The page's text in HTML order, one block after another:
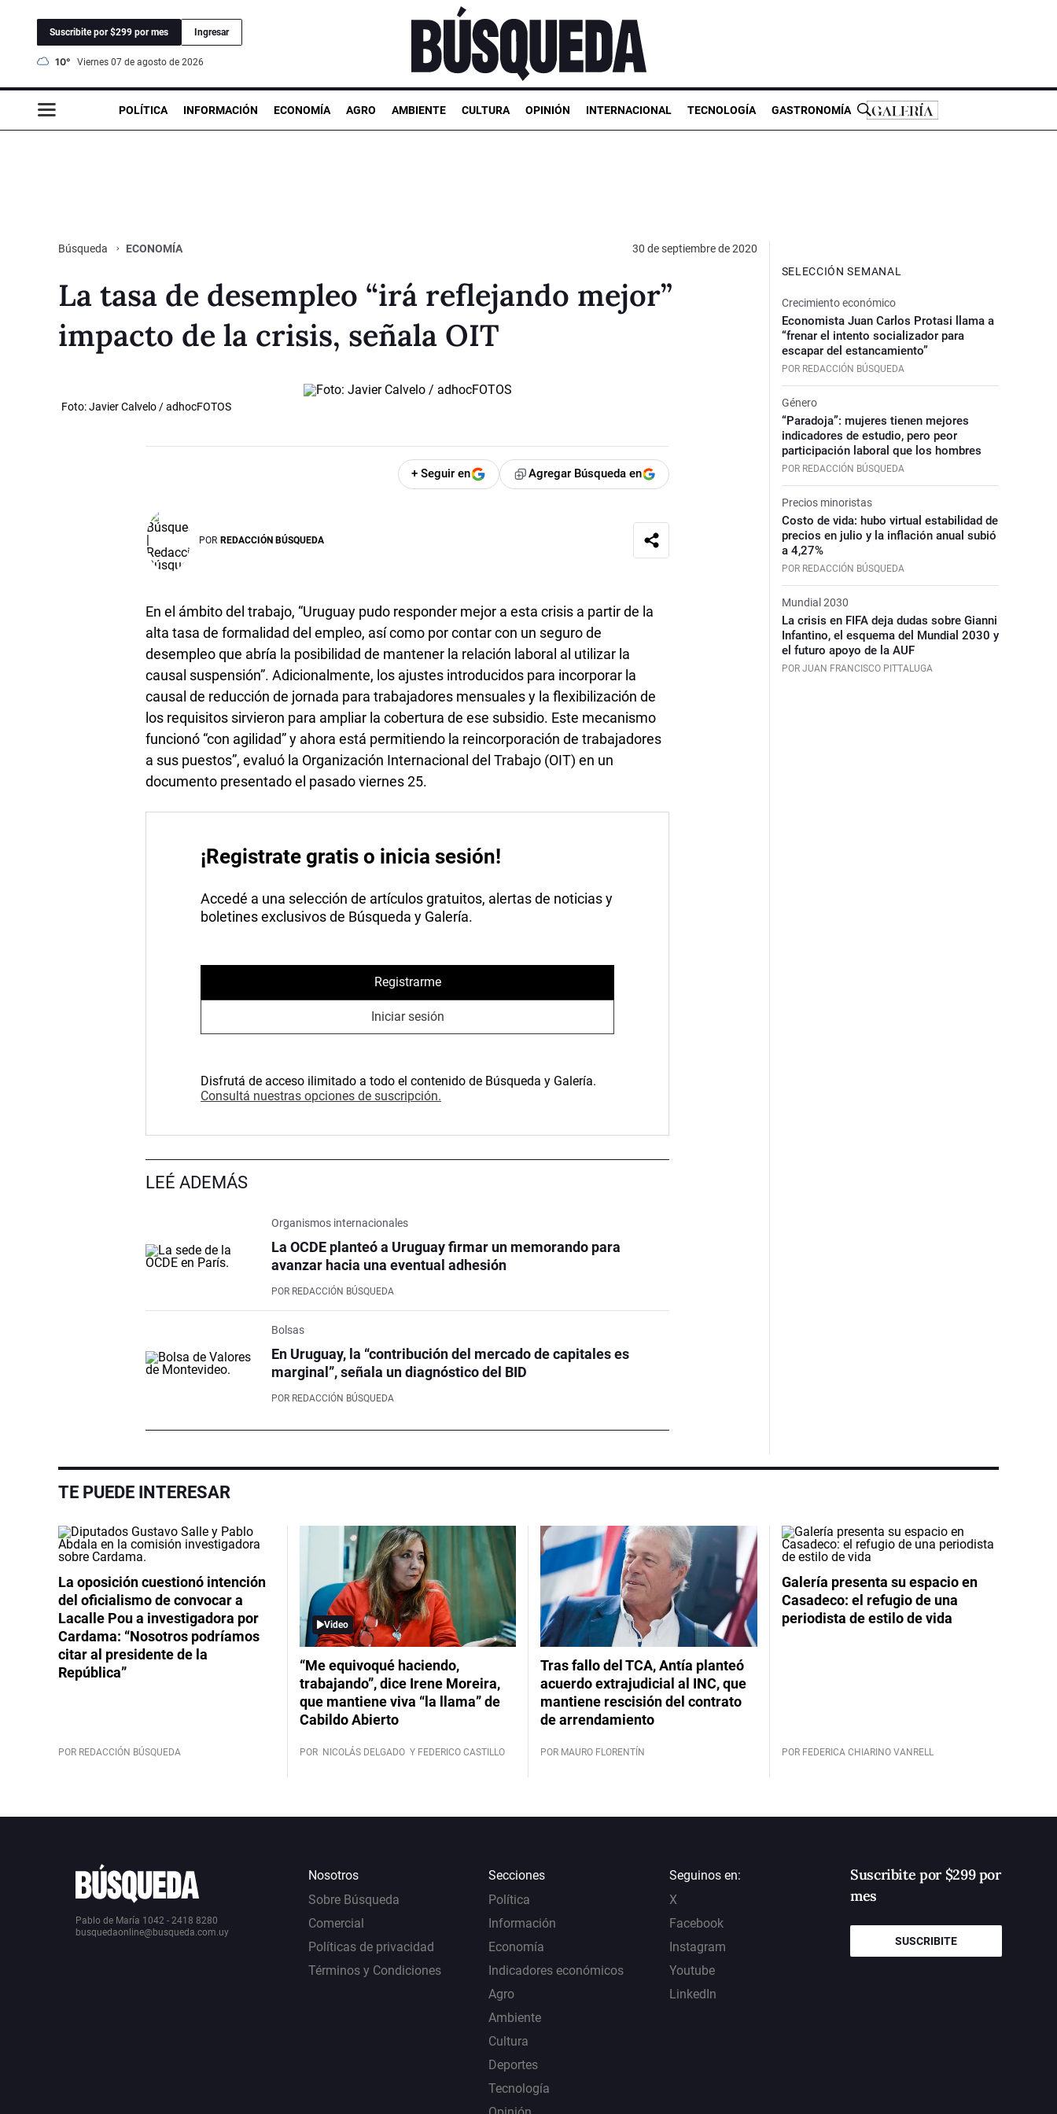
Suscribite por $299 por mes Ingresar
10° viernes 07 de agosto de 2026
POLÍTICA INFORMACIÓN ECONOMÍA AGRO AMBIENTE CULTURA OPINIÓN INTERNACIONAL TECNOLOGÍA GASTRONOMÍA
Búsqueda ECONOMÍA 30 de septiembre de 2020
La tasa de desempleo “irá reflejando mejor”
impacto de la crisis, señala OIT
Foto: Javier Calvelo / adhocFOTOS
+ Seguir en Agregar Búsqueda en
POR REDACCIÓN BÚSQUEDA
En el ámbito del trabajo, “Uruguay pudo responder mejor a esta crisis a partir de la
alta tasa de formalidad del empleo, así como por contar con un seguro de
desempleo que abría la posibilidad de mantener la relación laboral al utilizar la
causal suspensión”. Adicionalmente, los ajustes introducidos para incorporar la
causal de reducción de jornada para trabajadores mensuales y la flexibilización de
los requisitos sirvieron para ampliar la cobertura de ese subsidio. Este mecanismo
funcionó “con agilidad” y ahora está permitiendo la reincorporación de trabajadores
a sus puestos”, evaluó la Organización Internacional del Trabajo (OIT) en un
documento presentado el pasado viernes 25.
¡Registrate gratis o inicia sesión!
Accedé a una selección de artículos gratuitos, alertas de noticias y
boletines exclusivos de Búsqueda y Galería.
Registrarme
Iniciar sesión
Disfrutá de acceso ilimitado a todo el contenido de Búsqueda y Galería.
Consultá nuestras opciones de suscripción.
LEÉ ADEMÁS
Organismos internacionales
La OCDE planteó a Uruguay firmar un memorando para
avanzar hacia una eventual adhesión
POR REDACCIÓN BÚSQUEDA
Bolsas
En Uruguay, la “contribución del mercado de capitales es
marginal”, señala un diagnóstico del BID
POR REDACCIÓN BÚSQUEDA
SELECCIÓN SEMANAL
Crecimiento económico
Economista Juan Carlos Protasi llama a
“frenar el intento socializador para
escapar del estancamiento”
POR REDACCIÓN BÚSQUEDA
Género
“Paradoja”: mujeres tienen mejores
indicadores de estudio, pero peor
participación laboral que los hombres
POR REDACCIÓN BÚSQUEDA
Precios minoristas
Costo de vida: hubo virtual estabilidad de
precios en julio y la inflación anual subió
a 4,27%
POR REDACCIÓN BÚSQUEDA
Mundial 2030
La crisis en FIFA deja dudas sobre Gianni
Infantino, el esquema del Mundial 2030 y
el futuro apoyo de la AUF
POR JUAN FRANCISCO PITTALUGA
TE PUEDE INTERESAR
La oposición cuestionó intención
del oficialismo de convocar a
Lacalle Pou a investigadora por
Cardama: “Nosotros podríamos
citar al presidente de la
República”
POR REDACCIÓN BÚSQUEDA
Video
“Me equivoqué haciendo,
trabajando”, dice Irene Moreira,
que mantiene viva “la llama” de
Cabildo Abierto
POR NICOLÁS DELGADO Y FEDERICO CASTILLO
Tras fallo del TCA, Antía planteó
acuerdo extrajudicial al INC, que
mantiene rescisión del contrato
de arrendamiento
POR MAURO FLORENTÍN
Galería presenta su espacio en
Casadeco: el refugio de una
periodista de estilo de vida
POR FEDERICA CHIARINO VANRELL
Pablo de María 1042 - 2418 8280
busquedaonline@busqueda.com.uy
Nosotros
Sobre Búsqueda
Comercial
Políticas de privacidad
Términos y Condiciones
Secciones
Política
Información
Economía
Indicadores económicos
Agro
Ambiente
Cultura
Deportes
Tecnología
Seguinos en:
X
Facebook
Instagram
Youtube
LinkedIn
Suscribite por $299 por
mes
SUSCRIBITE